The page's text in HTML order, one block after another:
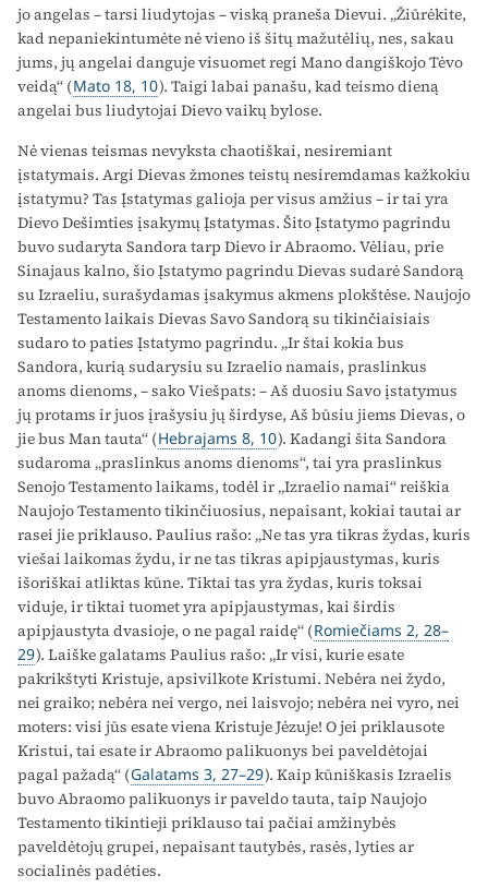
jo angelas – tarsi liudytojas – viską praneša Dievui. „Žiūrėkite,
kad nepaniekintumėte nė vieno iš šitų mažutėlių, nes, sakau
jums, jų angelai danguje visuomet regi Mano dangiškojo Tėvo
veidą“ (Mato 18, 10). Taigi labai panašu, kad teismo dieną
angelai bus liudytojai Dievo vaikų bylose.
Nė vienas teismas nevyksta chaotiškai, nesiremiant
įstatymais. Argi Dievas žmones teistų nesiremdamas kažkokiu
įstatymu? Tas Įstatymas galioja per visus amžius – ir tai yra
Dievo Dešimties įsakymų Įstatymas. Šito Įstatymo pagrindu
buvo sudaryta Sandora tarp Dievo ir Abraomo. Vėliau, prie
Sinajaus kalno, šio Įstatymo pagrindu Dievas sudarė Sandorą
su Izraeliu, surašydamas įsakymus akmens plokštėse. Naujojo
Testamento laikais Dievas Savo Sandorą su tikinčiaisiais
sudaro to paties Įstatymo pagrindu. „Ir štai kokia bus
Sandora, kurią sudarysiu su Izraelio namais, praslinkus
anoms dienoms, – sako Viešpats: – Aš duosiu Savo įstatymus
jų protams ir juos įrašysiu jų širdyse, Aš būsiu jiems Dievas, o
jie bus Man tauta“ (Hebrajams 8, 10). Kadangi šita Sandora
sudaroma „praslinkus anoms dienoms“, tai yra praslinkus
Senojo Testamento laikams, todėl ir „Izraelio namai“ reiškia
Naujojo Testamento tikinčiuosius, nepaisant, kokiai tautai ar
rasei jie priklauso. Paulius rašo: „Ne tas yra tikras žydas, kuris
viešai laikomas žydu, ir ne tas tikras apipjaustymas, kuris
išoriškai atliktas kūne. Tiktai tas yra žydas, kuris toksai
viduje, ir tiktai tuomet yra apipjaustymas, kai širdis
apipjaustyta dvasioje, o ne pagal raidę“ (Romiečiams 2, 28–
29). Laiške galatams Paulius rašo: „Ir visi, kurie esate
pakrikštyti Kristuje, apsivilkote Kristumi. Nebėra nei žydo,
nei graiko; nebėra nei vergo, nei laisvojo; nebėra nei vyro, nei
moters: visi jūs esate viena Kristuje Jėzuje! O jei priklausote
Kristui, tai esate ir Abraomo palikuonys bei paveldėtojai
pagal pažadą“ (Galatams 3, 27–29). Kaip kūniškasis Izraelis
buvo Abraomo palikuonys ir paveldo tauta, taip Naujojo
Testamento tikintieji priklauso tai pačiai amžinybės
paveldėtojų grupei, nepaisant tautybės, rasės, lyties ar
socialinės padėties.